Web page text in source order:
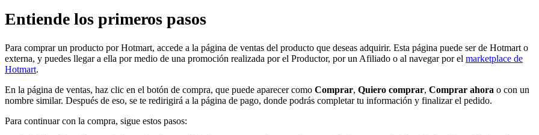
Entiende los primeros pasos
Para comprar un producto por Hotmart, accede a la página de ventas del producto que deseas adquirir. Esta página puede ser de Hotmart o
externa, y puedes llegar a ella por medio de una promoción realizada por el Productor, por un Afiliado o al navegar por el marketplace de
Hotmart.
En la página de ventas, haz clic en el botón de compra, que puede aparecer como Comprar, Quiero comprar, Comprar ahora o con un
nombre similar. Después de eso, se te redirigirá a la página de pago, donde podrás completar tu información y finalizar el pedido.
Para continuar con la compra, sigue estos pasos: